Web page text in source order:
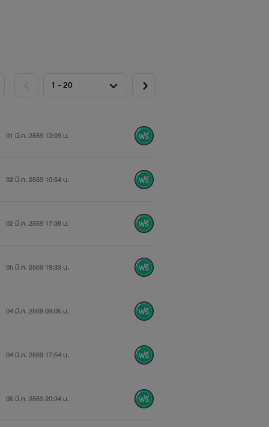
01 มี.ค. 2569 13:09 น.
02 มี.ค. 2569 10:54 น.
02 มี.ค. 2569 17:38 น.
05 มี.ค. 2569 19:33 น.
04 มี.ค. 2569 09:05 น.
04 มี.ค. 2569 17:54 น.
05 มี.ค. 2569 20:34 น.